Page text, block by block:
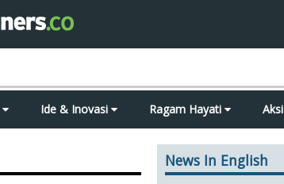
Ide & Inovasi Ragam Hayati Aksi
News In English